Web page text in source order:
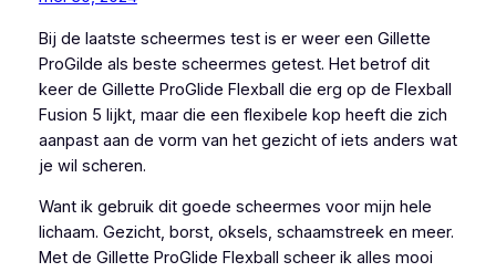
Bij de laatste scheermes test is er weer een Gillette
ProGilde als beste scheermes getest. Het betrof dit
keer de Gillette ProGlide Flexball die erg op de Flexball
Fusion 5 lijkt, maar die een flexibele kop heeft die zich
aanpast aan de vorm van het gezicht of iets anders wat
je wil scheren.
Want ik gebruik dit goede scheermes voor mijn hele
lichaam. Gezicht, borst, oksels, schaamstreek en meer.
Met de Gillette ProGlide Flexball scheer ik alles mooi